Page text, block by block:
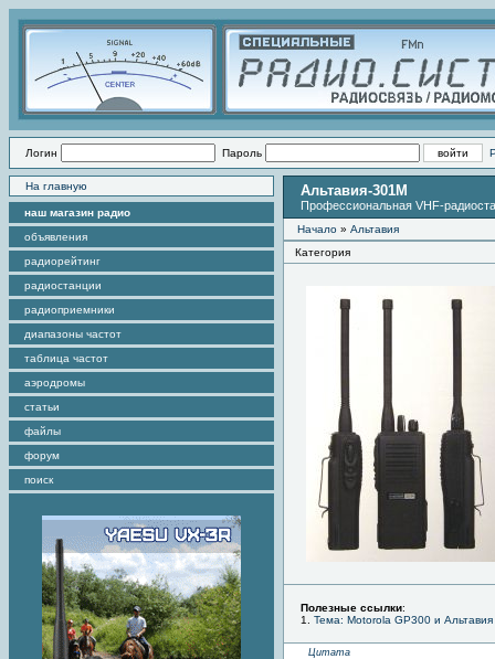
Логин Пароль
На главную
наш магазин радио
объявления
радиорейтинг
радиостанции
радиоприемники
диапазоны частот
таблица частот
аэродромы
статьи
файлы
форум
поиск
Альтавия-301М
Профессиональная VHF-
Начало » Альтавия
Категория
Полезные ссылки:
1. Тема: Motorola GP300 и
Цитата